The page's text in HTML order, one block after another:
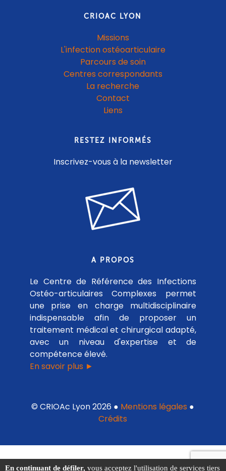
CRIOAC LYON
Missions
L'infection ostéoarticulaire
Parcours de soin
Centres correspondants
La recherche
Contact
Liens
RESTEZ INFORMÉS
Inscrivez-vous à la newsletter
A PROPOS
Le Centre de Référence des Infections
Ostéo-articulaires Complexes permet
une prise en charge multidisciplinaire
indispensable afin de proposer un
traitement médical et chirurgical adapté,
avec un niveau d'expertise et de
compétence élevé.
En savoir plus ►
© CRIOAc Lyon 2026 ● Mentions légales ●
Crédits
En continuant de défiler, vous acceptez l'utilisation de services tiers